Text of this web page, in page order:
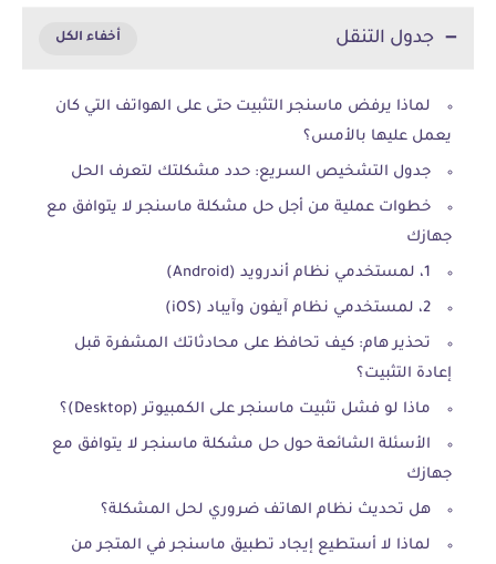
جدول التنقل
لماذا يرفض ماسنجر التثبيت حتى على الهواتف التي كان
يعمل عليها بالأمس؟
جدول التشخيص السريع: حدد مشكلتك لتعرف الحل
خطوات عملية من أجل حل مشكلة ماسنجر لا يتوافق مع
جهازك
1، لمستخدمي نظام أندرويد (Android)
2، لمستخدمي نظام آيفون وآيباد (iOS)
تحذير هام: كيف تحافظ على محادثاتك المشفرة قبل
إعادة التثبيت؟
ماذا لو فشل تثبيت ماسنجر على الكمبيوتر (Desktop)؟
الأسئلة الشائعة حول حل مشكلة ماسنجر لا يتوافق مع
جهازك
هل تحديث نظام الهاتف ضروري لحل المشكلة؟
لماذا لا أستطيع إيجاد تطبيق ماسنجر في المتجر من